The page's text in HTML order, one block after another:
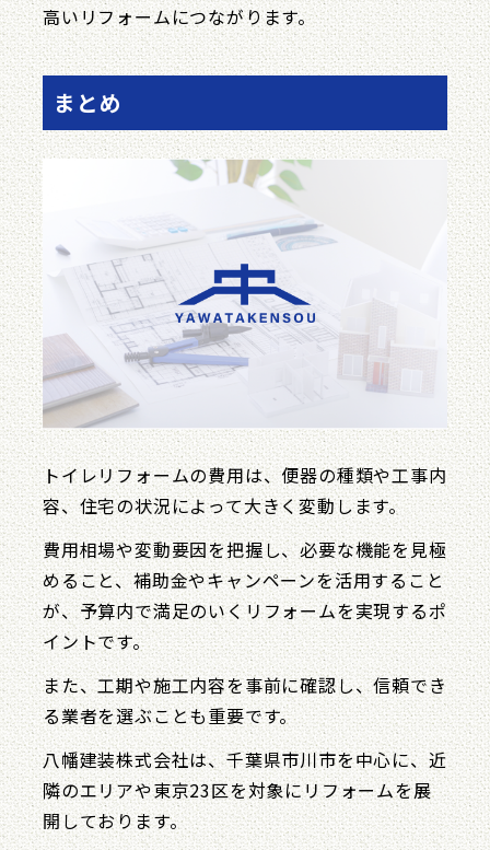
高いリフォームにつながります。
まとめ
トイレリフォームの費用は、便器の種類や工事内
容、住宅の状況によって大きく変動します。
費用相場や変動要因を把握し、必要な機能を見極
めること、補助金やキャンペーンを活用すること
が、予算内で満足のいくリフォームを実現するポ
イントです。
また、工期や施工内容を事前に確認し、信頼でき
る業者を選ぶことも重要です。
八幡建装株式会社は、千葉県市川市を中心に、近
隣のエリアや東京23区を対象にリフォームを展
開しております。